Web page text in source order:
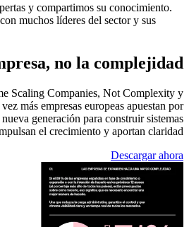
y compartimos su conocimiento.
muchos líderes del sector y sus
no la complejidad
Scaling Companies, Not Complexity y
más empresas europeas apuestan por
generación para construir sistemas
el crecimiento y aportan claridad.
Descargar ahora